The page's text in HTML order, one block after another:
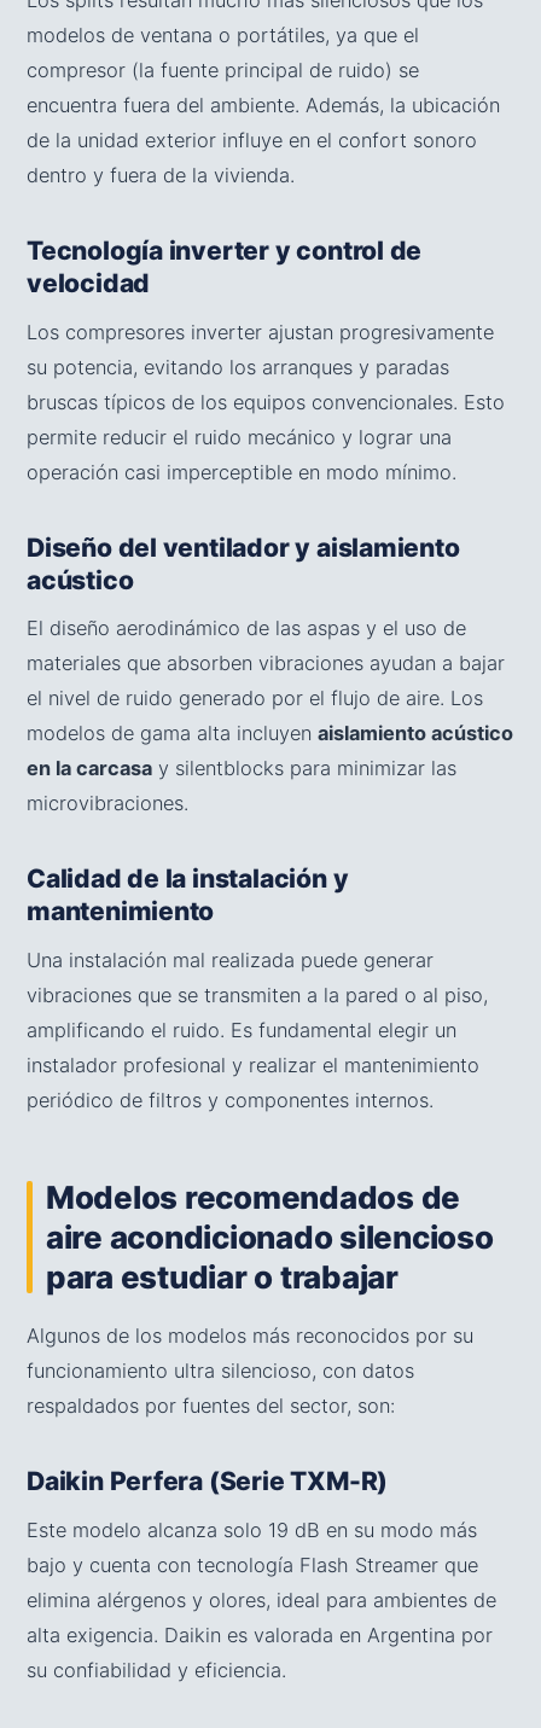
modelos de ventana o portátiles, ya que el
compresor (la fuente principal de ruido) se
encuentra fuera del ambiente. Además, la ubicación
de la unidad exterior influye en el confort sonoro
dentro y fuera de la vivienda.
Tecnología inverter y control de
velocidad
Los compresores inverter ajustan progresivamente
su potencia, evitando los arranques y paradas
bruscas típicos de los equipos convencionales. Esto
permite reducir el ruido mecánico y lograr una
operación casi imperceptible en modo mínimo.
Diseño del ventilador y aislamiento
acústico
El diseño aerodinámico de las aspas y el uso de
materiales que absorben vibraciones ayudan a bajar
el nivel de ruido generado por el flujo de aire. Los
modelos de gama alta incluyen aislamiento acústico
en la carcasa y silentblocks para minimizar las
microvibraciones.
Calidad de la instalación y
mantenimiento
Una instalación mal realizada puede generar
vibraciones que se transmiten a la pared o al piso,
amplificando el ruido. Es fundamental elegir un
instalador profesional y realizar el mantenimiento
periódico de filtros y componentes internos.
Modelos recomendados de
aire acondicionado silencioso
para estudiar o trabajar
Algunos de los modelos más reconocidos por su
funcionamiento ultra silencioso, con datos
respaldados por fuentes del sector, son:
Daikin Perfera (Serie TXM-R)
Este modelo alcanza solo 19 dB en su modo más
bajo y cuenta con tecnología Flash Streamer que
elimina alérgenos y olores, ideal para ambientes de
alta exigencia. Daikin es valorada en Argentina por
su confiabilidad y eficiencia.